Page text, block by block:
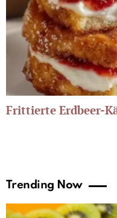
Frittierte Erdbeer-
Trending Now